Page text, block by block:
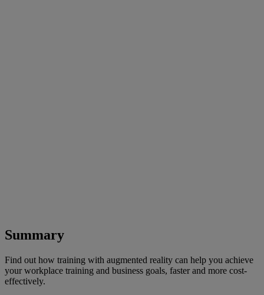
Summary
Find out how training with augmented reality can help you achieve
your workplace training and business goals, faster and more cost-
effectively.